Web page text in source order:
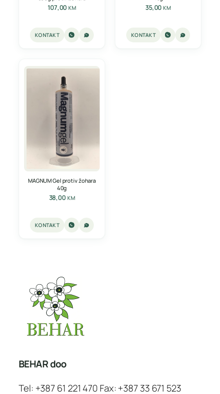
107,00KM
KONTAKT
35,00KM
KONTAKT
MAGNUM Gel protiv žohara
40g
38,00 KM
KONTAKT
BEHAR doo
Tel: +387 61 221 470 Fax: +387 33 671 523